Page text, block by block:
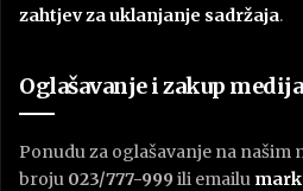
zahtjev za uklanjanje sadržaja.
Oglašavanje i zakup medija
Ponudu za oglašavanje na našim
broju 023/777-999 ili emailu